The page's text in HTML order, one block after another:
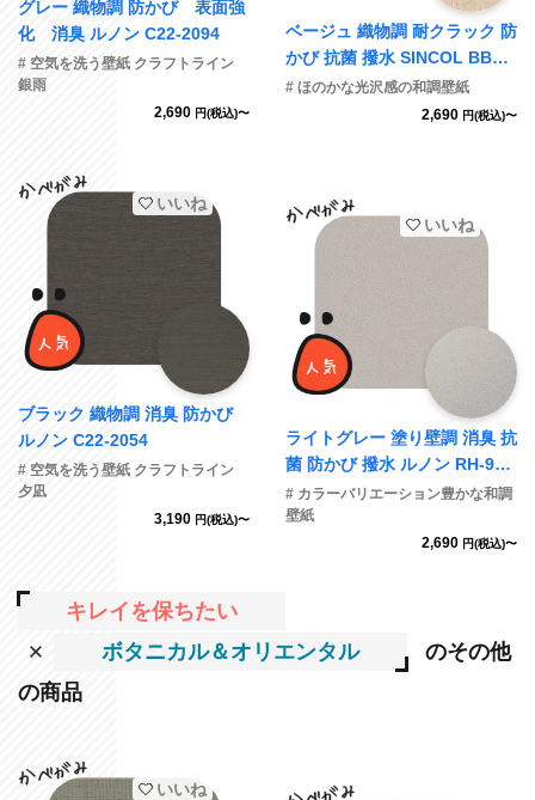
グレー 織物調 防かび 表面強
化 消臭 ルノン C22-2094
# 空気を洗う壁紙 クラフトライン
銀雨
2,690 円(税込)〜
ベージュ 織物調 耐クラック 防
かび 抗菌 撥水 SINCOL BB85
53 旧品番BB9048
# ほのかな光沢感の和調壁紙
2,690 円(税込)〜
いいね
ブラック 織物調 消臭 防かび
ルノン C22-2054
# 空気を洗う壁紙 クラフトライン
夕凪
3,190 円(税込)〜
いいね
ライトグレー 塗り壁調 消臭 抗
菌 防かび 撥水 ルノン RH-934
2
# カラーバリエーション豊かな和調
壁紙
2,690 円(税込)〜
キレイを保ちたい
ボタニカル＆オリエンタル
のその他
の商品
いいね